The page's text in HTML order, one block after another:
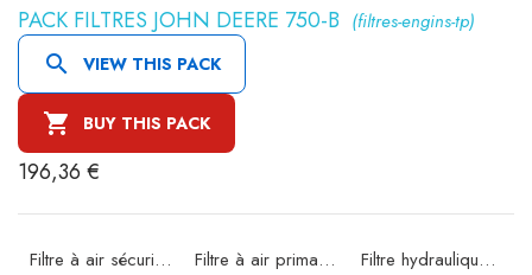
PACK FILTRES JOHN DEERE 750-B (filtres-engins-tp)
 VIEW THIS PACK
 BUY THIS PACK
196,36 €
Filtre à air sécurité SA10437 Filtre à air primaire SA11867 Filtre hydraulique SH56760